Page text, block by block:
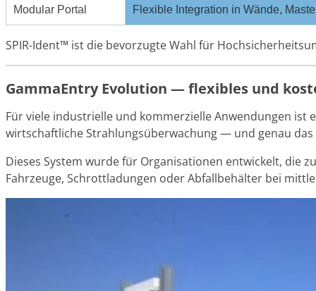
Modular Portal Flexible Integration in Wände,
SPIR-Ident™ ist die bevorzugte Wahl für
GammaEntry Evolution — flexibles und
Für viele industrielle und kommerzielle Anwendungen
wirtschaftliche Strahlungsüberwachung — und genau
Dieses System wurde für Organisationen entwickelt, die
Fahrzeuge, Schrottladungen oder Abfallbehälter bei